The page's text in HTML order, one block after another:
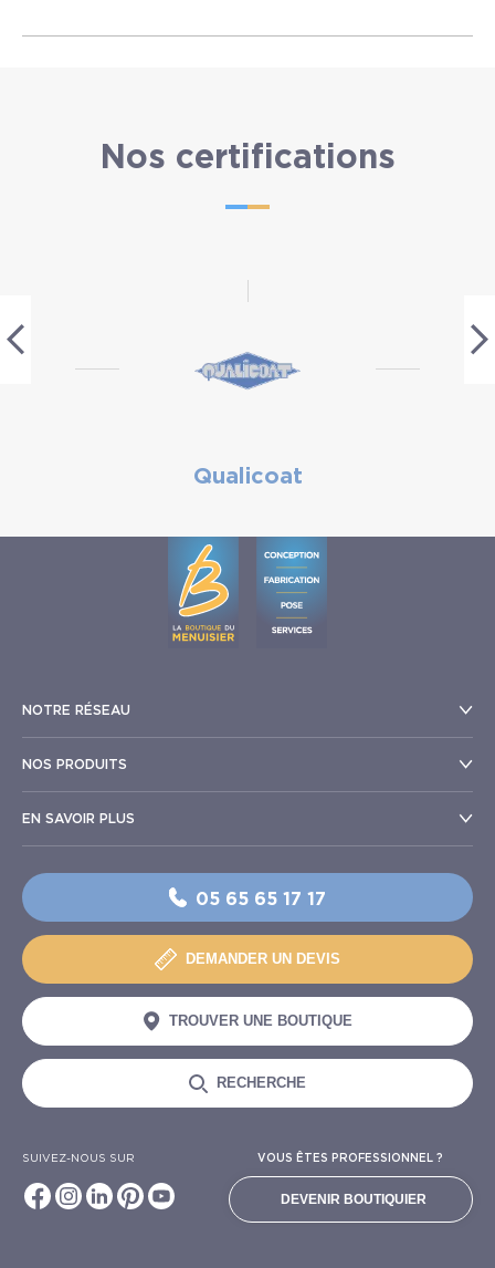
Nos certifications
Qualicoat
NOTRE RÉSEAU
NOS PRODUITS
EN SAVOIR PLUS
05 65 65 17 17
DEMANDER UN DEVIS
TROUVER UNE BOUTIQUE
RECHERCHE
SUIVEZ-NOUS SUR VOUS ÊTES PROFESSIONNEL ?
DEVENIR BOUTIQUIER